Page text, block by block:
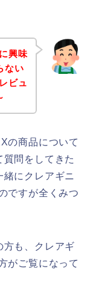
興味
ない
ビュ
の商品について
問をしてきた
にクレアギニ
ですが全くみつ
方も、クレアギ
がご覧になって